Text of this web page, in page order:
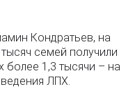
Кондратьев, на
семей получили
более 1,3 тысячи – на
ЛПХ.